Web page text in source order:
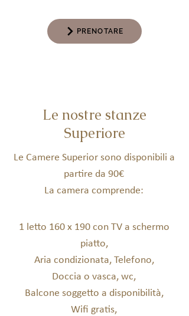
PRENOTARE
Le nostre stanze
Superiore
Le Camere Superior sono disponibili a
partire da 90€
La camera comprende:
1 letto 160 x 190 con TV a schermo
piatto,
Aria condizionata, Telefono,
Doccia o vasca, wc,
Balcone soggetto a disponibilità,
Wifi gratis,